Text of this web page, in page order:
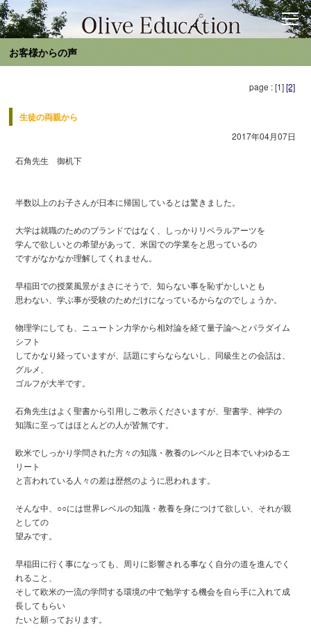
お客様からの声
page : [1][2]
生徒の両親から
2017年04月07日
石角先生 御机下
半数以上のお子さんが日本に帰国しているとは驚きました。
大学は就職のためのブランドではなく、しっかりリベラルアーツを
学んで欲しいとの希望があって、米国での学業をと思っているの
ですがなかなか理解してくれません。
早稲田での授業風景がまさにそうで、知らない事を恥ずかしいとも
思わない、学ぶ事が受験のためだけになっているからなのでしょうか。
物理学にしても、ニュートン力学から相対論を経て量子論へとパラダイム
シフト
してかなり経っていますが、話題にすらならないし、同級生との会話は、
グルメ、
ゴルフが大半です。
石角先生はよく聖書から引用しご教示くださいますが、聖書学、神学の
知識に至ってはほとんどの人が皆無です。
欧米でしっかり学問された方々の知識・教養のレベルと日本でいわゆるエ
リート
と言われている人々の差は歴然のように思われます。
そんな中、○○には世界レベルの知識・教養を身につけて欲しい、それが親
としての
望みです。
早稲田に行く事になっても、周りに影響される事なく自分の道を進んでく
れること、
そして欧米の一流の学問する環境の中で勉学する機会を自ら手に入れて成
長してもらい
たいと願っております。